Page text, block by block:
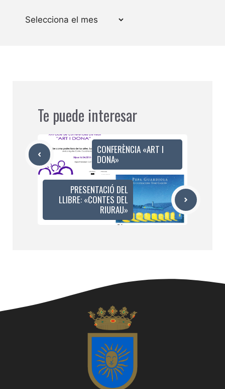
Arxius
Te puede interesar
CONFERÈNCIA «ART I
DONA»
PRESENTACIÓ DEL
LLIBRE: «CONTES DEL
RIURAU»